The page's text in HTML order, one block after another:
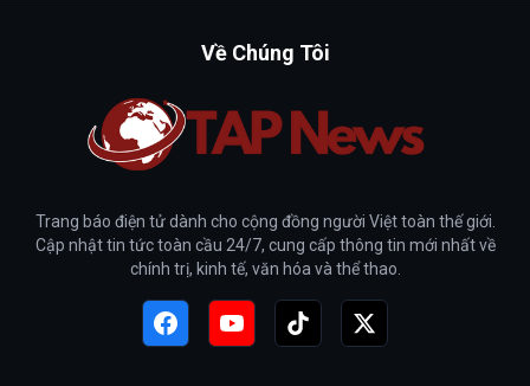
Về Chúng Tôi
Trang báo điện tử dành cho cộng đồng người Việt toàn thế giới.
Cập nhật tin tức toàn cầu 24/7, cung cấp thông tin mới nhất về
chính trị, kinh tế, văn hóa và thể thao.